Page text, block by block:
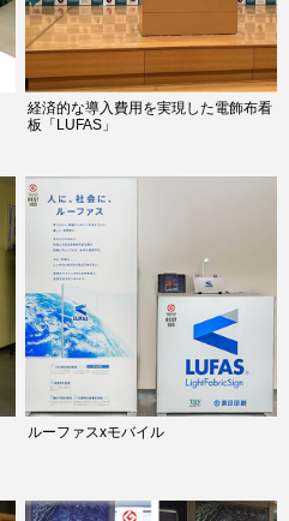
経済的な導入費用を実現した電飾布看
板「LUFAS」
ルーファスxモバイル